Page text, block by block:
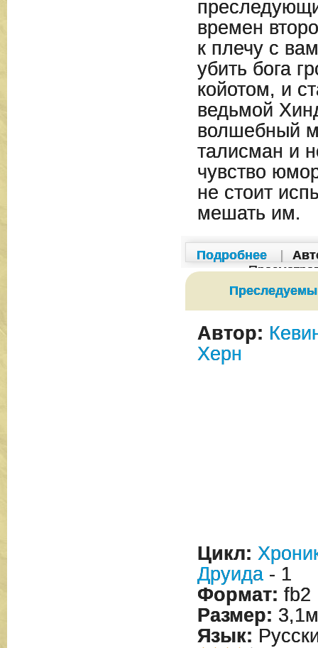
времен
к плечу с
убить бога
койотом, и
ведьмой
волшебный
талисман и
чувство
не стоит
мешать им.
Подробнее |
Автор:
Херн
Цикл:
Друида- 1
Формат: fb2
Размер:
Язык: